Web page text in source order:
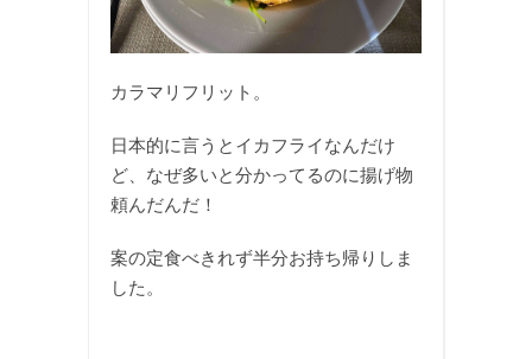
カラマリフリット。
日本的に言うとイカフライなんだけ
ど、なぜ多いと分かってるのに揚げ物
頼んだんだ！
案の定食べきれず半分お持ち帰りしま
した。